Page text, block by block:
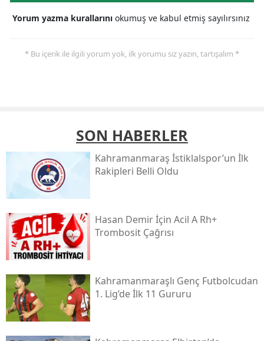
Yorum yazma kurallarını okumuş ve kabul etmiş sayılırsınız
* Bu içerik ile ilgili yorum yok, ilk yorumu siz yazın, tartışalım *
SON HABERLER
Kahramanmaraş İstiklalspor’un İlk
Rakipleri Belli Oldu
Hasan Demir İçin Acil A Rh+
Trombosit Çağrısı
Kahramanmaraşlı Genç Futbolcudan
1. Lig’de İlk 11 Gururu